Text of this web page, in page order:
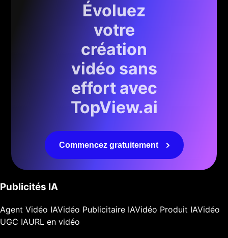
Évoluez
votre
création
vidéo sans
effort avec
TopView.ai
Commencez gratuitement
Publicités IA
Agent Vidéo IAVidéo Publicitaire IAVidéo Produit IAVidéo
UGC IAURL en vidéo